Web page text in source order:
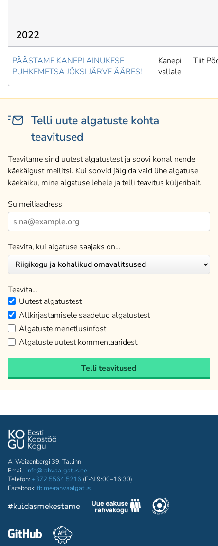
2022
PÄÄSTAME KANEPI AINUKESE
PUHKEMETSA JÕKSI JÄRVE ÄÄRES!
Kanepi
vallale
Tiit
Telli uute algatuste kohta
teavitused
Teavitame sind uutest algatustest ja soovi korral nende
käekäigust meilitsi. Kui soovid jälgida vaid ühe algatuse
käekäiku, mine algatuse lehele ja telli teavitus küljeribalt.
Su meiliaadress
Teavita, kui algatuse saajaks on…
Teavita…
Uutest algatustest
Allkirjastamisele saadetud algatustest
Algatuste menetlusinfost
Algatuste uutest kommentaaridest
Telli teavitused
A. Weizenbergi 39, Tallinn
Email: info@rahvaalgatus.ee
Telefon: +372 5564 5216 (E-N 9:00–16:30)
Facebook: fb.me/rahvaalgatus